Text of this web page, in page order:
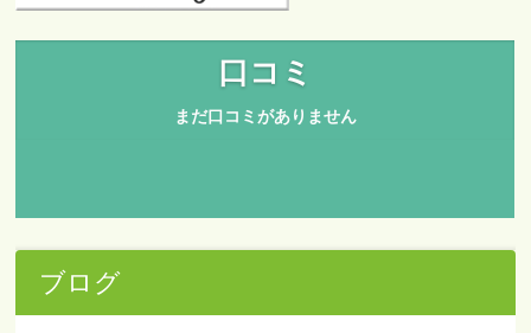
ブログ